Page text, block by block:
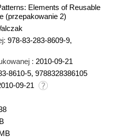
Elements of Reusable
(przepakowanie 2)
978-83-283-8609-9,
: 2010-09-21
8610-5, 9788328386105
09-21